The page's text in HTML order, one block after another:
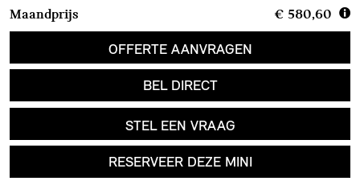
Maandprijs € 580,60
OFFERTE AANVRAGEN
BEL DIRECT
STEL EEN VRAAG
RESERVEER DEZE MINI